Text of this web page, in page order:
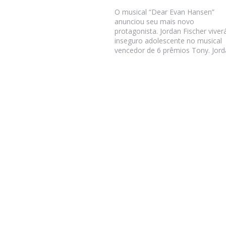
O musical “Dear Evan Hansen”
anunciou seu mais novo
protagonista. Jordan Fischer
inseguro adolescente no musical
vencedor de 6 prêmios Tony.